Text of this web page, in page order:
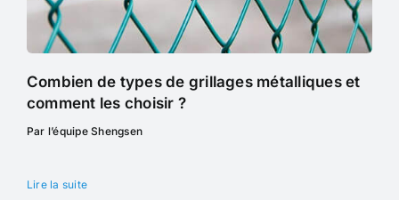
Combien de types de grillages métalliques et
comment les choisir ?
Par l’équipe Shengsen
Lire la suite